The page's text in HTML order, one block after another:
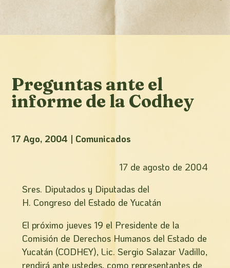
Preguntas ante el
informe de la Codhey
17 Ago, 2004 | Comunicados
17 de agosto de 2004
Sres. Diputados y Diputadas del
H. Congreso del Estado de Yucatán
El próximo jueves 19 el Presidente de la
Comisión de Derechos Humanos del Estado de
Yucatán (CODHEY), Lic. Sergio Salazar Vadillo,
rendirá ante ustedes, como representantes de